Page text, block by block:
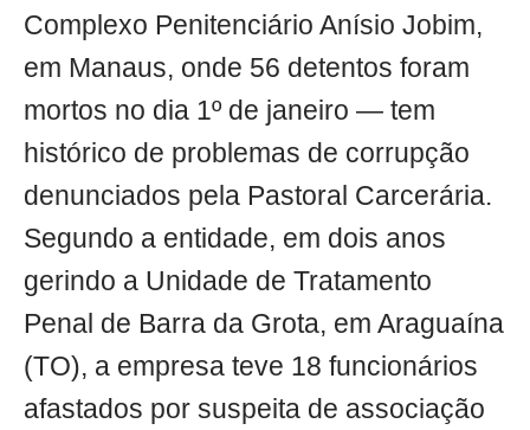
Complexo Penitenciário Anísio Jobim,
em Manaus, onde 56 detentos foram
mortos no dia 1º de janeiro — tem
histórico de problemas de corrupção
denunciados pela Pastoral Carcerária.
Segundo a entidade, em dois anos
gerindo a Unidade de Tratamento
Penal de Barra da Grota, em Araguaína
(TO), a empresa teve 18 funcionários
afastados por suspeita de associação